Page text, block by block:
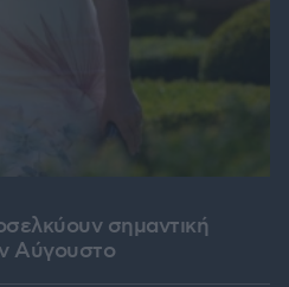
σημαντική
Αύγουστο